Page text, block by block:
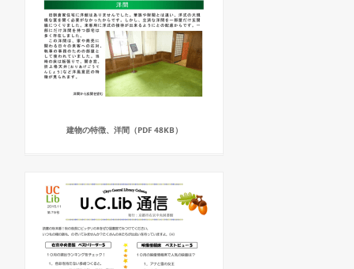
建物の特徴、洋間（PDF 48KB）